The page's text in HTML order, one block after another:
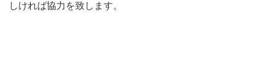
しければ協力を致します。